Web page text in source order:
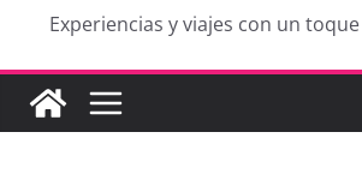
Experiencias y viajes con un